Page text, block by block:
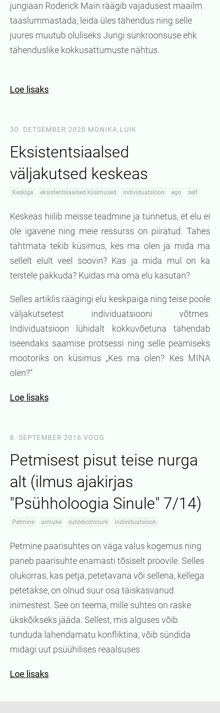
jungiaan Roderick Main räägib vajadusest maailm
taaslummastada, leida üles tähendus ning selle
juures muutub oluliseks Jungi sünkroonsuse ehk
tähenduslike kokkusattumuste nähtus.
Loe lisaks
30. DETSEMBER 2020 MONIKA.LUIK
Eksistentsiaalsed
väljakutsed keskeas
Keskiga eksistentsiaalsed küsimused individuatsioon ego self
Keskeas hiilib meisse teadmine ja tunnetus, et elu ei
ole igavene ning meie ressurss on piiratud. Tahes
tahtmata tekib küsimus, kes ma olen ja mida ma
sellelt elult veel soovin? Kas ja mida mul on ka
teistele pakkuda? Kuidas ma oma elu kasutan?
Selles artiklis räägingi elu keskpaiga ning teise poole
väljakutsetest individuatsiooni võtmes.
Individuatsioon lühidalt kokkuvõetuna tähendab
iseendaks saamise protsessi ning selle peamiseks
mootoriks on küsimus „Kes ma olen? Kes MINA
olen?“
Loe lisaks
8. SEPTEMBER 2016 VOOG
Petmisest pisut teise nurga
alt (ilmus ajakirjas
"Psühholoogia Sinule" 7/14)
Petmine armuke suhtekolmnurk individuatsioon
Petmine paarisuhtes on väga valus kogemus ning
paneb paarisuhte enamasti tõsiselt proovile. Selles
olukorras, kas petja, petetavana või sellena, kellega
petetakse, on olnud suur osa täiskasvanud
inimestest. See on teema, mille suhtes on raske
ükskõikseks jääda. Sellest, mis alguses võib
tunduda lahendamatu konfliktina, võib sündida
midagi uut psüühilises reaalsuses.
Loe lisaks